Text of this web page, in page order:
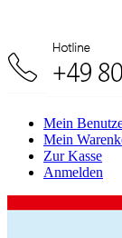
Mein
Mein
Zur Kasse
Anmelden